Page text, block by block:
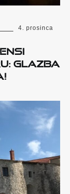
4. prosinca
Glazba